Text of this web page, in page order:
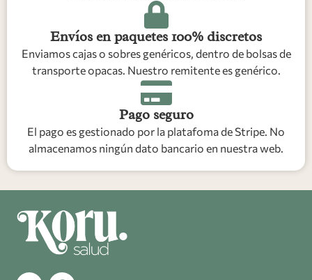
Envíos en paquetes 100% discretos
Enviamos cajas o sobres genéricos, dentro de bolsas de
transporte opacas. Nuestro remitente es genérico.
Pago seguro
El pago es gestionado por la platafoma de Stripe. No
almacenamos ningún dato bancario en nuestra web.